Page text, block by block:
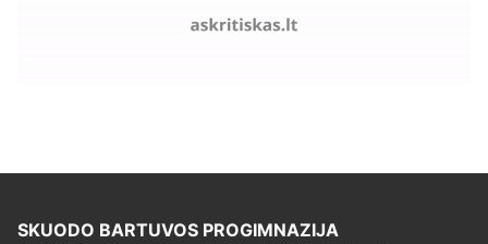
SKUODO BARTUVOS PROGIMNAZIJA